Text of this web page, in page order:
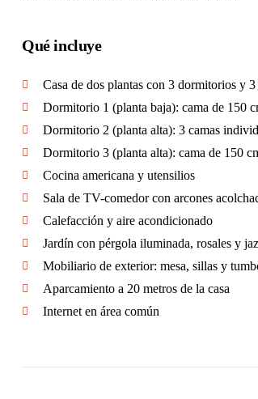
Qué incluye
Casa de dos plantas con 3 dormitorios y
Dormitorio 1 (planta baja): cama de 150
Dormitorio 2 (planta alta): 3 camas
Dormitorio 3 (planta alta): cama de 150
Cocina americana y utensilios
Sala de TV-comedor con arcones
Calefacción y aire acondicionado
Jardín con pérgola iluminada, rosales y
Mobiliario de exterior: mesa, sillas y
Aparcamiento a 20 metros de la casa
Internet en área común